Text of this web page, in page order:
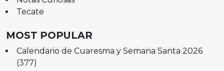
Tecate
MOST POPULAR
Calendario de Cuaresma y Semana Santa 2026
(377)